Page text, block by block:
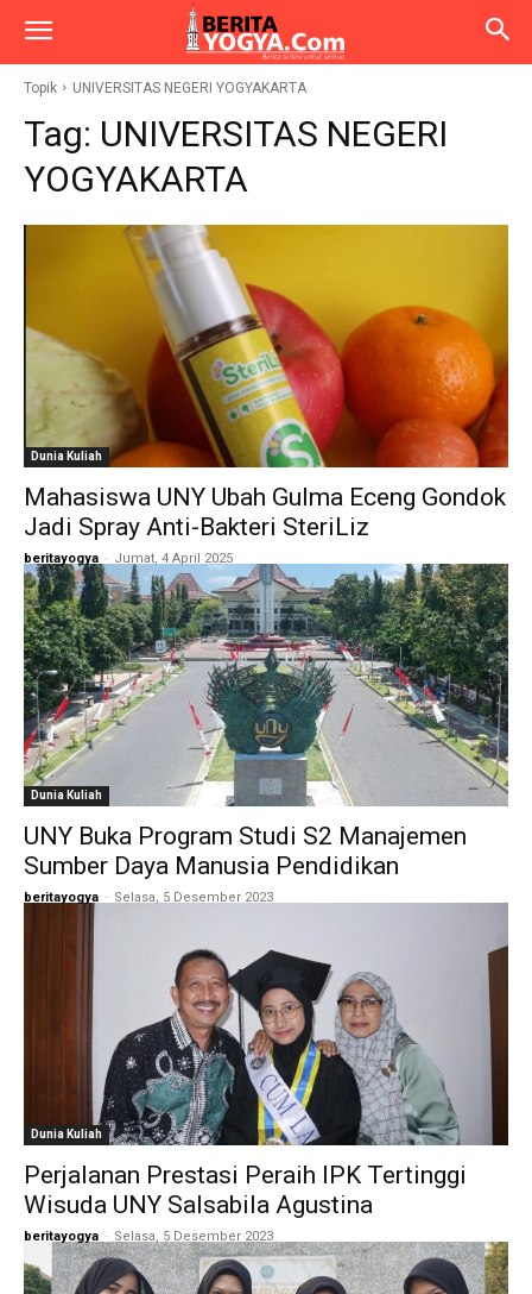
Topik UNIVERSITAS NEGERI YOGYAKARTA
Tag: UNIVERSITAS NEGERI
YOGYAKARTA
Dunia Kuliah
Mahasiswa UNY Ubah Gulma Eceng Gondok
Jadi Spray Anti-Bakteri SteriLiz
beritayogya - Jumat, 4 April 2025
Dunia Kuliah
UNY Buka Program Studi S2 Manajemen
Sumber Daya Manusia Pendidikan
beritayogya - Selasa, 5 Desember 2023
Dunia Kuliah
Perjalanan Prestasi Peraih IPK Tertinggi
Wisuda UNY Salsabila Agustina
beritayogya - Selasa, 5 Desember 2023